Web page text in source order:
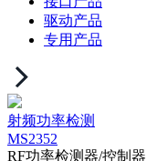
驱动产品
专用产品
射频功率检测
MS2352
RF功率检测器/控制器